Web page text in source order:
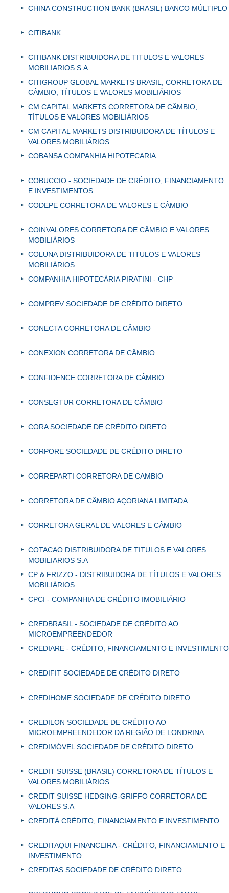
CHINA CONSTRUCTION BANK (BRASIL) BANCO MÚLTIPLO
CITIBANK
CITIBANK DISTRIBUIDORA DE TITULOS E VALORES
MOBILIARIOS S.A
CITIGROUP GLOBAL MARKETS BRASIL, CORRETORA DE
CÂMBIO, TÍTULOS E VALORES MOBILIÁRIOS
CM CAPITAL MARKETS CORRETORA DE CÂMBIO,
TÍTULOS E VALORES MOBILIÁRIOS
CM CAPITAL MARKETS DISTRIBUIDORA DE TÍTULOS E
VALORES MOBILIÁRIOS
COBANSA COMPANHIA HIPOTECARIA
COBUCCIO - SOCIEDADE DE CRÉDITO, FINANCIAMENTO
E INVESTIMENTOS
CODEPE CORRETORA DE VALORES E CÂMBIO
COINVALORES CORRETORA DE CÂMBIO E VALORES
MOBILIÁRIOS
COLUNA DISTRIBUIDORA DE TITULOS E VALORES
MOBILIÁRIOS
COMPANHIA HIPOTECÁRIA PIRATINI - CHP
COMPREV SOCIEDADE DE CRÉDITO DIRETO
CONECTA CORRETORA DE CÂMBIO
CONEXION CORRETORA DE CÂMBIO
CONFIDENCE CORRETORA DE CÂMBIO
CONSEGTUR CORRETORA DE CÂMBIO
CORA SOCIEDADE DE CRÉDITO DIRETO
CORPORE SOCIEDADE DE CRÉDITO DIRETO
CORREPARTI CORRETORA DE CAMBIO
CORRETORA DE CÂMBIO AÇORIANA LIMITADA
CORRETORA GERAL DE VALORES E CÂMBIO
COTACAO DISTRIBUIDORA DE TITULOS E VALORES
MOBILIARIOS S.A
CP & FRIZZO - DISTRIBUIDORA DE TÍTULOS E VALORES
MOBILIÁRIOS
CPCI - COMPANHIA DE CRÉDITO IMOBILIÁRIO
CREDBRASIL - SOCIEDADE DE CRÉDITO AO
MICROEMPREENDEDOR
CREDIARE - CRÉDITO, FINANCIAMENTO E INVESTIMENTO
CREDIFIT SOCIEDADE DE CRÉDITO DIRETO
CREDIHOME SOCIEDADE DE CRÉDITO DIRETO
CREDILON SOCIEDADE DE CRÉDITO AO
MICROEMPREENDEDOR DA REGIÃO DE LONDRINA
CREDIMÓVEL SOCIEDADE DE CRÉDITO DIRETO
CREDIT SUISSE (BRASIL) CORRETORA DE TÍTULOS E
VALORES MOBILIÁRIOS
CREDIT SUISSE HEDGING-GRIFFO CORRETORA DE
VALORES S.A
CREDITÁ CRÉDITO, FINANCIAMENTO E INVESTIMENTO
CREDITAQUI FINANCEIRA - CRÉDITO, FINANCIAMENTO E
INVESTIMENTO
CREDITAS SOCIEDADE DE CRÉDITO DIRETO